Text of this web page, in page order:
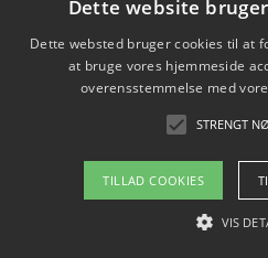
Copyright 2026 -
Om / kontakt
Blog
Dette website
Dette websted bruger cookies til at
at bruge vores hjemmeside
overensstemmelse med
STRENGT
TILLAD COOKIES
VIS